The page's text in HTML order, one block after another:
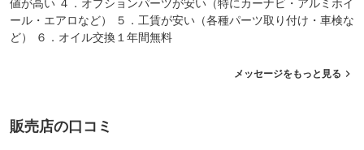
値が高い ４．オプションパーツが安い（特にカーナビ・アルミホイ
ール・エアロなど） ５．工賃が安い（各種パーツ取り付け・車検な
ど） ６．オイル交換１年間無料
メッセージをもっと見る
販売店の口コミ